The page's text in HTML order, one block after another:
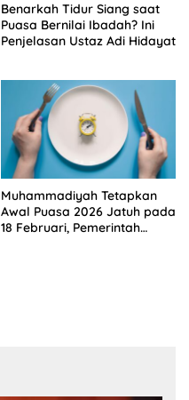
Benarkah Tidur Siang saat
Puasa Bernilai Ibadah? Ini
Penjelasan Ustaz Adi Hidayat
Muhammadiyah Tetapkan
Awal Puasa 2026 Jatuh pada
18 Februari, Pemerintah